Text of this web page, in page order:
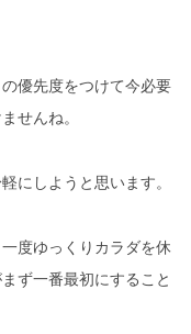
優先度をつけて今必要
せんね。
にしようと思います。
度ゆっくりカラダを休
ず一番最初にすること